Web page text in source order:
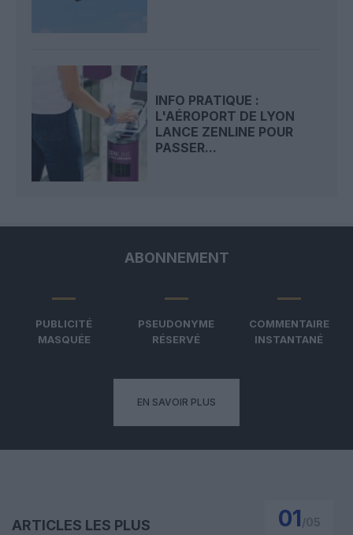
INFO PRATIQUE :
L'AÉROPORT DE LYON
LANCE ZENLINE POUR
PASSER...
ABONNEMENT
PUBLICITÉ
MASQUÉE
PSEUDONYME
RÉSERVÉ
COMMENTAIRE
INSTANTANÉ
EN SAVOIR PLUS
ARTICLES LES PLUS
01